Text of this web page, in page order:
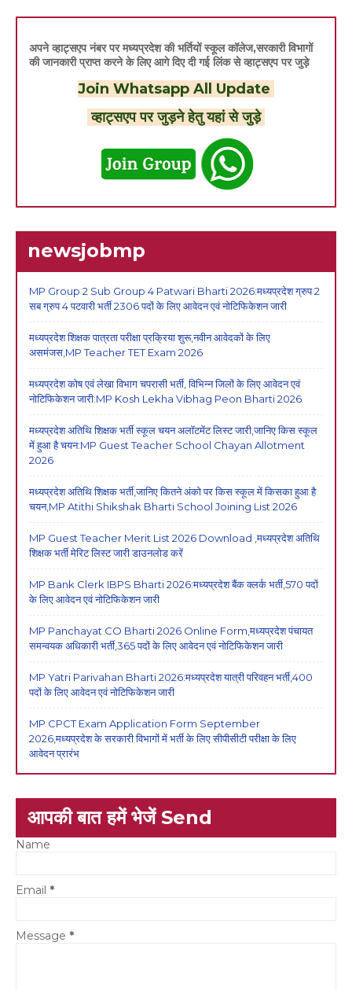
अपने व्हाट्सएप नंबर पर मध्यप्रदेश की भर्तियों स्कूल कॉलेज,सरकारी विभागों
की जानकारी प्राप्त करने के लिए आगे दिए दी गई लिंक से व्हाट्सएप पर जुड़े
Join Whatsapp All Update
व्हाट्सएप पर जुड़ने हेतु यहां से जुड़े
newsjobmp
MP Group 2 Sub Group 4 Patwari Bharti 2026:मध्यप्रदेश ग्रुप 2
सब ग्रुप 4 पटवारी भर्ती 2306 पदों के लिए आवेदन एवं नोटिफिकेशन जारी
मध्यप्रदेश शिक्षक पात्रता परीक्षा प्रक्रिया शुरू,नवीन आवेदकों के लिए
असमंजस,MP Teacher TET Exam 2026
मध्यप्रदेश कोष एवं लेखा विभाग चपरासी भर्ती, विभिन्न जिलों के लिए आवेदन एवं
नोटिफिकेशन जारी:MP Kosh Lekha Vibhag Peon Bharti 2026
मध्यप्रदेश अतिथि शिक्षक भर्ती स्कूल चयन अलॉटमेंट लिस्ट जारी,जानिए किस स्कूल
में हुआ है चयन:MP Guest Teacher School Chayan Allotment
2026
मध्यप्रदेश अतिथि शिक्षक भर्ती,जानिए कितने अंको पर किस स्कूल में किसका हुआ है
चयन,MP Atithi Shikshak Bharti School Joining List 2026
MP Guest Teacher Merit List 2026 Download ,मध्यप्रदेश अतिथि
शिक्षक भर्ती मेरिट लिस्ट जारी डाउनलोड करें
MP Bank Clerk IBPS Bharti 2026:मध्यप्रदेश बैंक क्लर्क भर्ती,570 पदों
के लिए आवेदन एवं नोटिफिकेशन जारी
MP Panchayat CO Bharti 2026 Online Form,मध्यप्रदेश पंचायत
समन्वयक अधिकारी भर्ती,365 पदों के लिए आवेदन एवं नोटिफिकेशन जारी
MP Yatri Parivahan Bharti 2026:मध्यप्रदेश यात्री परिवहन भर्ती,400
पदों के लिए आवेदन एवं नोटिफिकेशन जारी
MP CPCT Exam Application Form September
2026,मध्यप्रदेश के सरकारी विभागों में भर्ती के लिए सीपीसीटी परीक्षा के लिए
आवेदन प्रारंभ
आपकी बात हमें भेजें Send
Name
Email *
Message *